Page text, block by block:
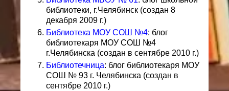
библиотеки, г.Челябинск (создан 8
декабря 2009 г.)
Библиотека МОУ СОШ №4: блог
библиотекаря МОУ СОШ №4
г.Челябинска (создан в сентябре 2010 г.)
Библиотечница: блог библиотекаря МОУ
СОШ № 93 г. Челябинска (создан в
сентябре 2010 г.)